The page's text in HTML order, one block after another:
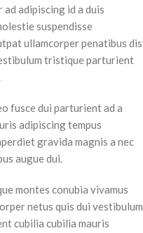
adipiscing id a duis
suspendisse
ullamcorper penatibus dis
tristique parturient
fusce dui parturient ad a
adipiscing tempus
gravida magnis a nec
augue dui.
montes conubia vivamus
netus quis dui vestibulum
cubilia cubilia mauris